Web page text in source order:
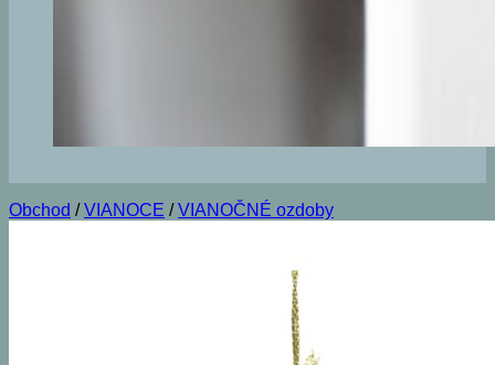
Obchod / VIANOCE / VIANOČNÉ ozdoby